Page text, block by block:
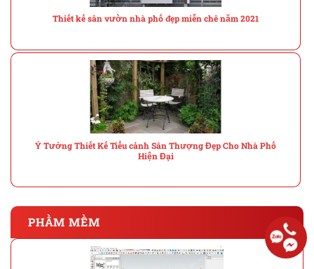
Thiết kế sân vườn nhà phố đẹp miễn chê năm 2021
Ý Tưởng Thiết Kế Tiểu cảnh Sân Thượng Đẹp Cho Nhà Phố
Hiện Đại
PHẦM MỀM